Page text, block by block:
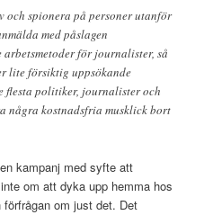
och spionera på personer utanför
med påslagen
för journalister, så
lite försiktig uppsökande
flesta politiker, journalister och
några kostnadsfria musklick bort
en kampanj med syfte att
om att dyka upp hemma hos
om just det. Det